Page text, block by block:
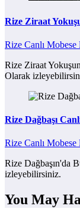
Rize Ziraat
Rize Canlı
Rize Ziraat
Olarak
Rize Dağbaşı
Rize Canlı
Rize Dağbaşın'da
izleyebilirsiniz.
You May